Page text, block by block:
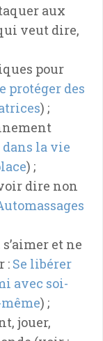
aux
veut dire,
pour
protéger des
) ;
dans la vie
) ;
dire non
et ne
: Se libérer
avec soi-
) ;
jouer,